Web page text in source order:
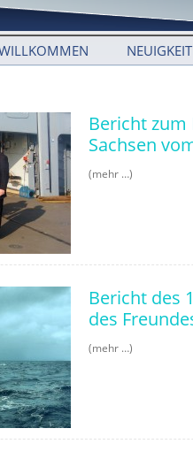
Bericht zum
Sachsen
(mehr …)
Bericht des
des
(mehr …)